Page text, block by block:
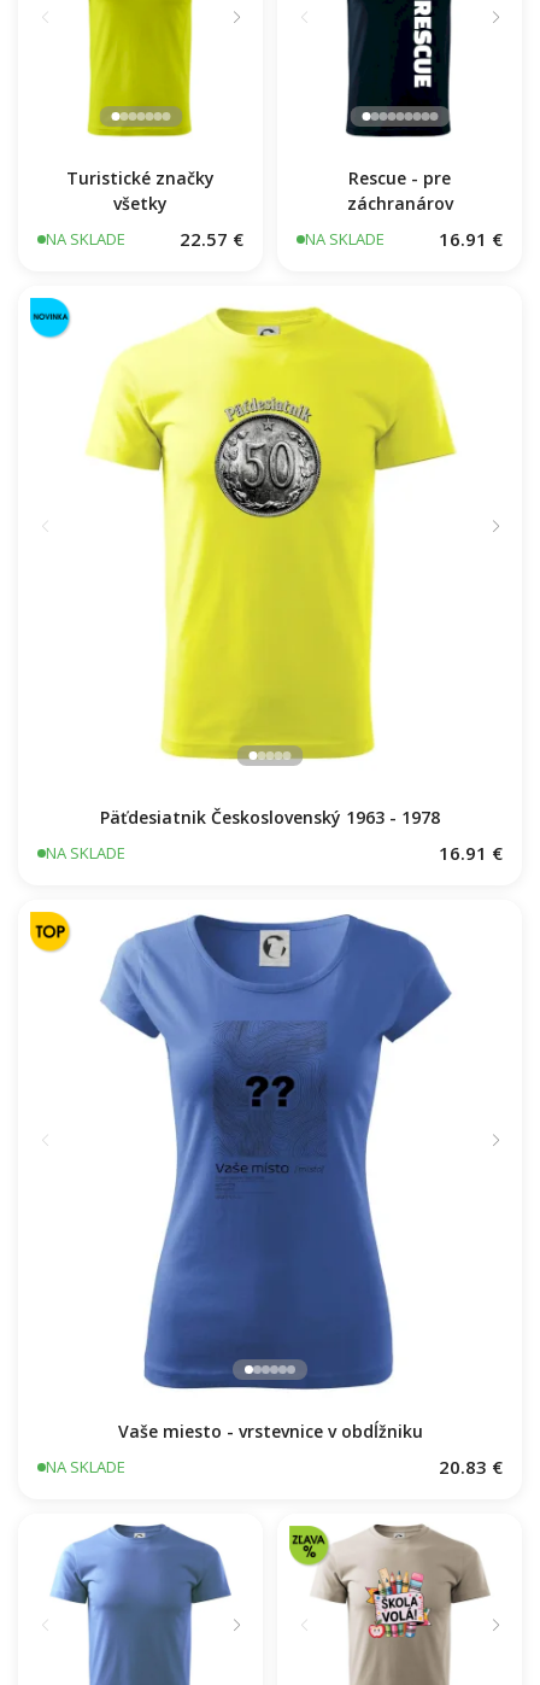
Turistické značky
všetky
NA SKLADE 22.57 €
Rescue - pre
záchranárov
NA SKLADE 16.91 €
Päťdesiatnik Československý 1963 - 1978
NA SKLADE 16.91 €
Vaše miesto - vrstevnice v obdĺžniku
NA SKLADE 20.83 €